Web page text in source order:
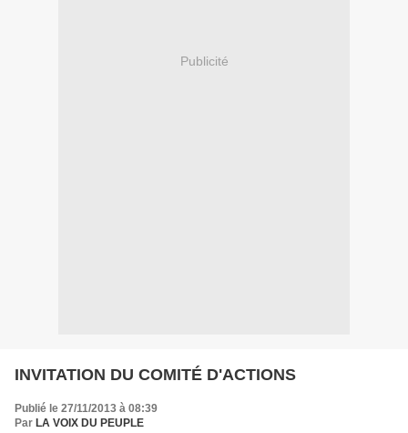
Publicité
INVITATION DU COMITÉ D'ACTIONS
Publié le 27/11/2013 à 08:39
Par LA VOIX DU PEUPLE